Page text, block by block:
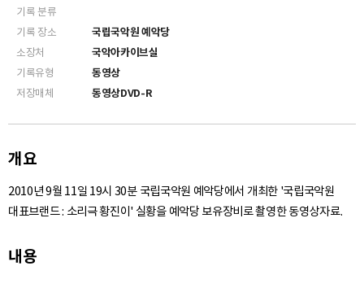
기록 분류
기록 장소
국립국악원 예악당
소장처
국악아카이브실
기록유형
동영상
저장매체
동영상DVD-R
개요
2010년 9월 11일 19시 30분 국립국악원 예악당에서 개최한 '국립국악원
대표브랜드 : 소리극 황진이' 실황을 예악당 보유장비로 촬영한 동영상자료.
내용